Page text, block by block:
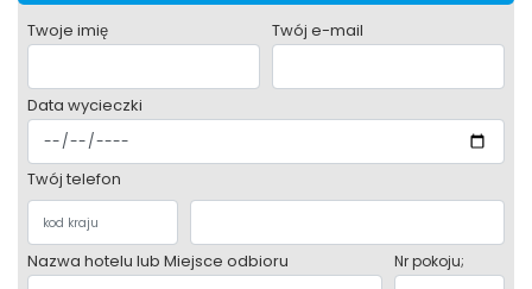
Twoje imię Twój e-mail
Data wycieczki
Twój telefon
Nazwa hotelu lub Miejsce odbioru Nr pokoju;